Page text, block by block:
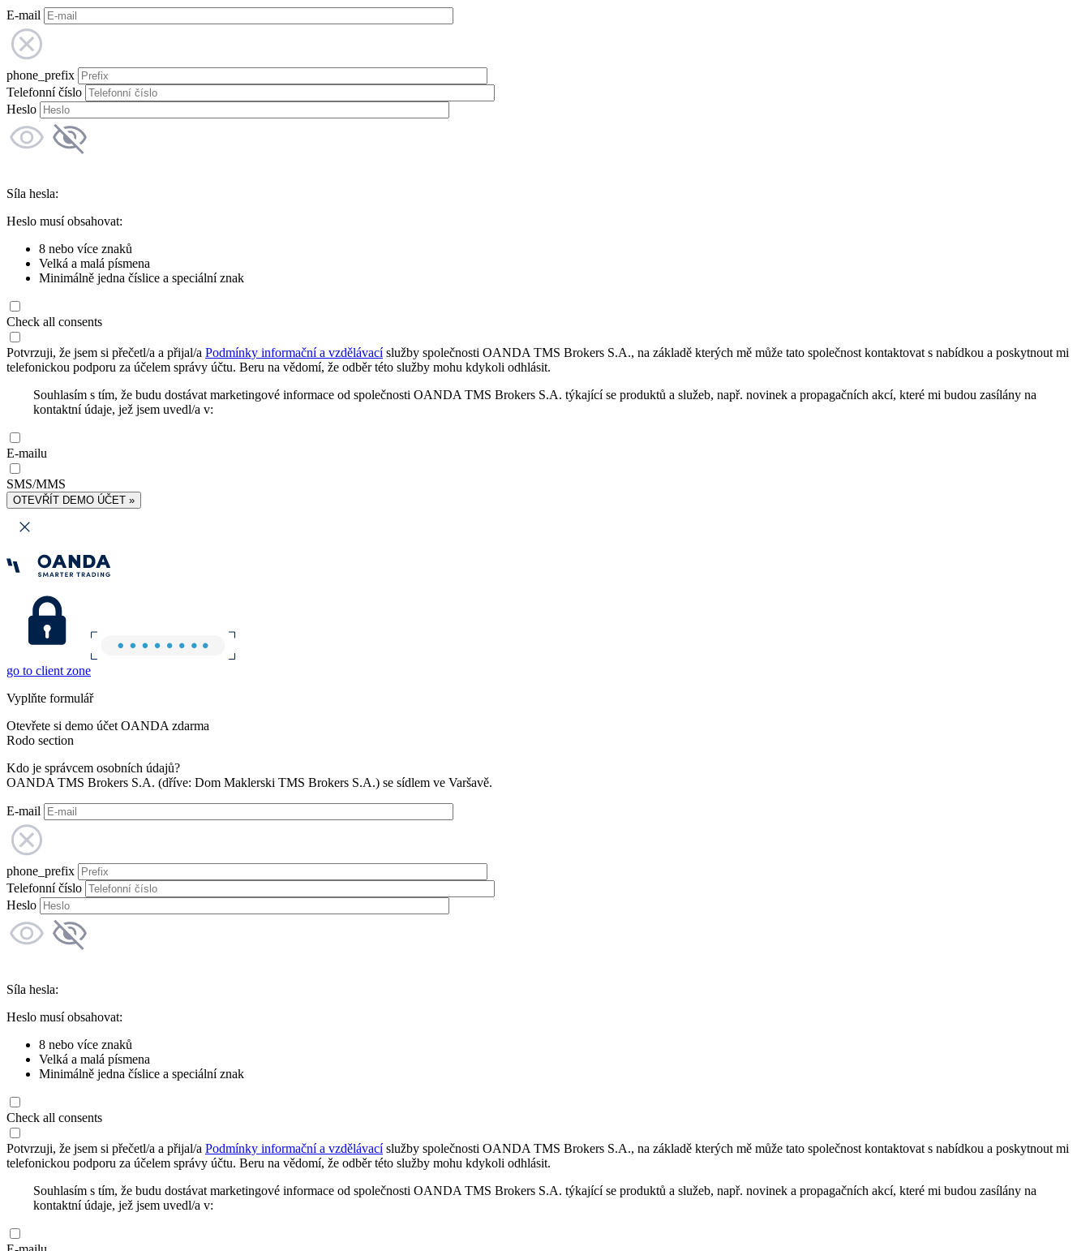
E-mail
phone_prefix
Telefonní číslo
Heslo
Síla hesla:
Heslo musí obsahovat:
8 nebo více znaků
Velká a malá písmena
Minimálně jedna číslice a speciální znak
Check all consents
Potvrzuji, že jsem si přečetl/a a přijal/a Podmínky informační a vzdělávacíslužby společnosti OANDA TMS Brokers S.A., na základě kterých mě může tato společnost kontaktovat s nabídkou a poskytnout mi
telefonickou podporu za účelem správy účtu. Beru na vědomí, že odběr této služby mohu kdykoli odhlásit.
Souhlasím s tím, že budu dostávat marketingové informace od společnosti OANDA TMS Brokers S.A. týkající se produktů a služeb, např. novinek a propagačních akcí, které mi budou zasílány na
kontaktní údaje, jež jsem uvedl/a v:
E-mailu
SMS/MMS
OTEVŘÍT DEMO ÚČET »
go to client zone
Vyplňte formulář
Otevřete si demo účet OANDA zdarma
Rodo section
Kdo je správcem osobních údajů?
OANDA TMS Brokers S.A. (dříve: Dom Maklerski TMS Brokers S.A.) se sídlem ve Varšavě.
E-mail
phone_prefix
Telefonní číslo
Heslo
Síla hesla:
Heslo musí obsahovat:
8 nebo více znaků
Velká a malá písmena
Minimálně jedna číslice a speciální znak
Check all consents
Potvrzuji, že jsem si přečetl/a a přijal/a Podmínky informační a vzdělávacíslužby společnosti OANDA TMS Brokers S.A., na základě kterých mě může tato společnost kontaktovat s nabídkou a poskytnout mi
telefonickou podporu za účelem správy účtu. Beru na vědomí, že odběr této služby mohu kdykoli odhlásit.
Souhlasím s tím, že budu dostávat marketingové informace od společnosti OANDA TMS Brokers S.A. týkající se produktů a služeb, např. novinek a propagačních akcí, které mi budou zasílány na
kontaktní údaje, jež jsem uvedl/a v: